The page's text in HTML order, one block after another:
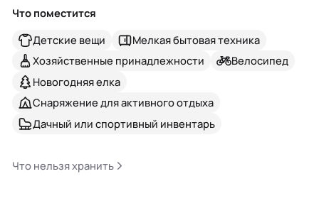
Что поместится
Детские вещи
Мелкая бытовая техника
Хозяйственные принадлежности
Велосипед
Новогодняя елка
Снаряжение для активного отдыха
Дачный или спортивный инвентарь
Что нельзя хранить